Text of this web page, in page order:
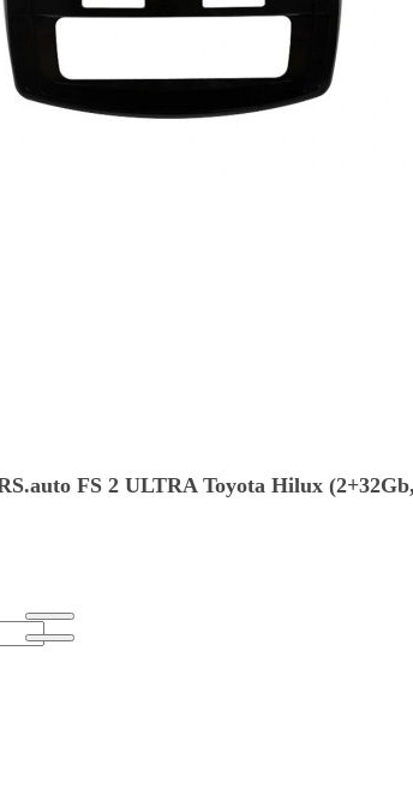
FS 2 ULTRA Toyota Hilux